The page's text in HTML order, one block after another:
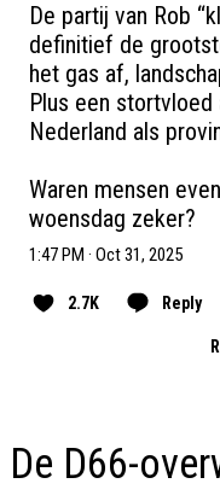
De partij van Rob
definitief de
het gas af,
Plus een
Nederland als
Waren mensen
woensdag zeker?
1:47 PM · Oct 31, 2025
2.7K Reply
De D66-